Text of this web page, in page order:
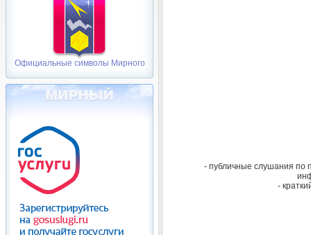
Официальные символы Мирного
- публичные слушания по
-